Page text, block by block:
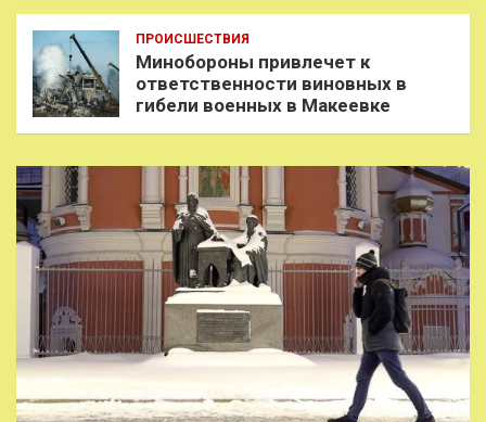
ПРОИСШЕСТВИЯ
Минобороны привлечет к
ответственности виновных в
гибели военных в Макеевке